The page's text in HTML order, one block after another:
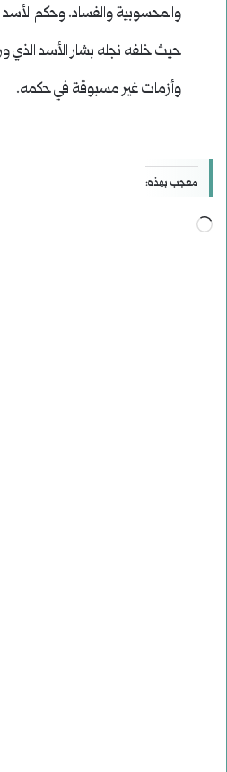
حيث خلفه نجله بشار الأسد الذي
وأزمات غير مسبوقة في حكمه.
معجب بهذه:
جاري